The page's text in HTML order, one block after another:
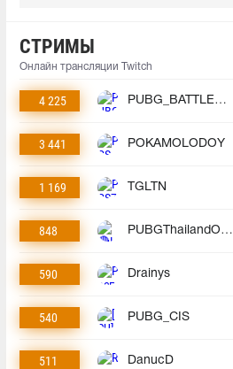
СТРИМЫ
Онлайн трансляции Twitch
4 225 PUBG_BATTLEGROUNDS
3 441 POKAMOLODOY
1 169 TGLTN
848 PUBGThailandOfficial
590 Drainys
540 PUBG_CIS
511 DanucD